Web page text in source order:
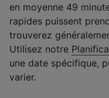
en moyenne 49
rapides puissent
trouverez
Utilisez notre
une date spécifique,
varier.